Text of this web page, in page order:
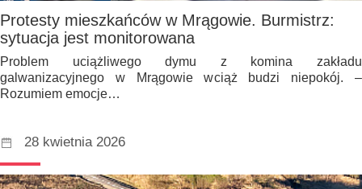
Protesty mieszkańców w Mrągowie. Burmistrz:
sytuacja jest monitorowana
Problem uciążliwego dymu z komina zakładu
galwanizacyjnego w Mrągowie wciąż budzi niepokój. –
Rozumiem emocje…
28 kwietnia 2026